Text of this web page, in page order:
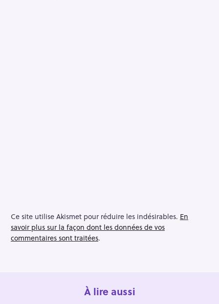
Ce site utilise Akismet pour réduire les indésirables. En
savoir plus sur la façon dont les données de vos
commentaires sont traitées.
À lire aussi